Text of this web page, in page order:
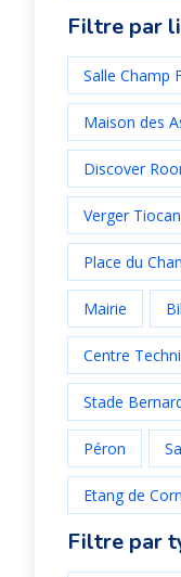
Filtre par
Salle Champ
Maison des
Discover
Verger Tiocan
Place du
Mairie
Centre
Stade
Péron
Etang de
Filtre par